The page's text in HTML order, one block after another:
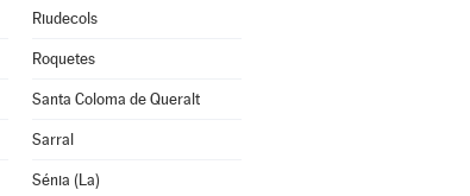
Riudecols
Roquetes
Santa Coloma de Queralt
Sarral
Sénia (La)